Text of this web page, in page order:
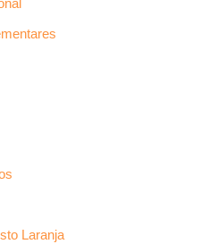
Laranja